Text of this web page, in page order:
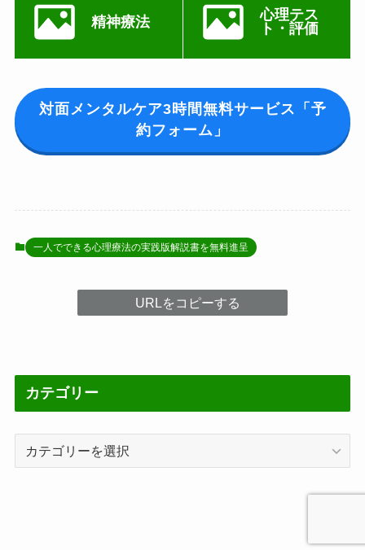
精神療法
心理テス
ト・評価
対面メンタルケア3時間無料サービス「予
約フォーム」
一人でできる心理療法の実践版解説書を無料進呈
URLをコピーする
カテゴリー